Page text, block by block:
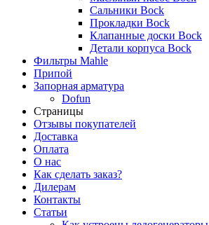
Сальники Bock
Прокладки Bock
Клапанные доски Bock
Детали корпуса Bock
Фильтры Mahle
Припой
Запорная арматура
Dofun
Страницы
Отзывы покупателей
Доставка
Оплата
О нас
Как сделать заказ?
Дилерам
Контакты
Статьи